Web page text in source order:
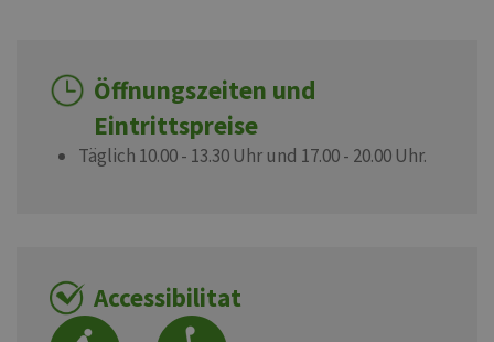
Öffnungszeiten und
Eintrittspreise
Täglich 10.00 - 13.30 Uhr und 17.00 - 20.00 Uhr.
Accessibilitat